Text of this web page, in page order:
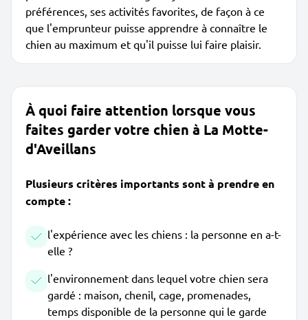
préférences, ses activités favorites, de façon à ce
que l'emprunteur puisse apprendre à connaître le
chien au maximum et qu'il puisse lui faire plaisir.
À quoi faire attention lorsque vous
faites garder votre chien à La Motte-
d'Aveillans
Plusieurs critères importants sont à prendre en
compte :
l'expérience avec les chiens : la personne en a-t-
elle ?
l'environnement dans lequel votre chien sera
gardé : maison, chenil, cage, promenades,
temps disponible de la personne qui le garde